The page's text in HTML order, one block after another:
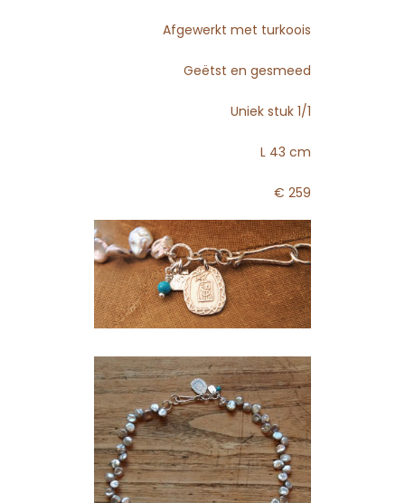
Afgewerkt met turkoois
Geëtst en gesmeed
Uniek stuk 1/1
L 43 cm
€ 259